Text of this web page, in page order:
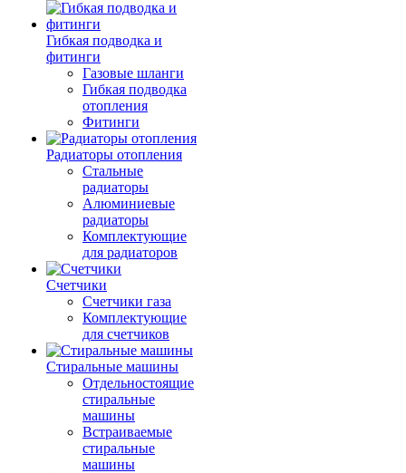
Гибкая подводка и
фитинги
Газовые шланги
Гибкая подводка
отопления
Фитинги
Радиаторы отопления
Стальные
радиаторы
Алюминиевые
радиаторы
Комплектующие
для радиаторов
Счетчики
Счетчики газа
Комплектующие
для счетчиков
Стиральные машины
Отдельностоящие
стиральные
машины
Встраиваемые
стиральные
машины